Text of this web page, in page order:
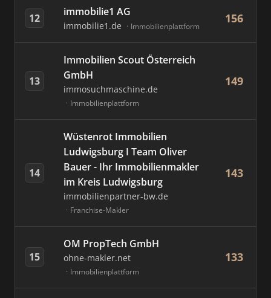
12 immobilie1 AG
immobilie1.de Immobilienplattform
156
13
Immobilien Scout Österreich
GmbH
immosuchmaschine.de
Immobilienplattform
149
14
Wüstenrot Immobilien
Ludwigsburg I Team Oliver
Bauer - Ihr Immobilienmakler
im Kreis Ludwigsburg
immobilienpartner-bw.de
Franchise-Makler
143
15
OM PropTech GmbH
ohne-makler.net
Immobilienplattform
133